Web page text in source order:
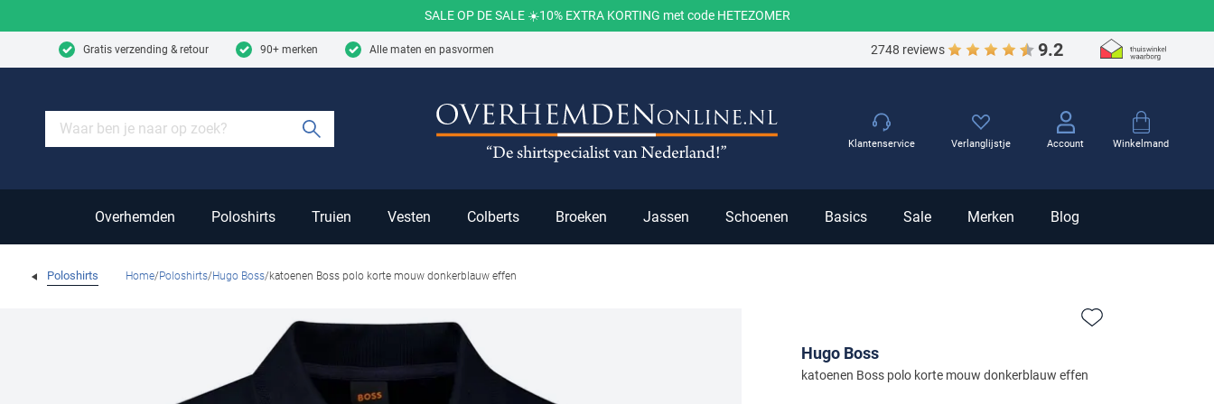
SALE OP DE SALE ☀️10% EXTRA KORTING met code HETEZOMER
Gratis verzending & retour 90+ merken Alle maten en pasvormen 2748 reviews 9.2
Winkelmand
Overhemden Poloshirts Truien Vesten Colberts Broeken Jassen Schoenen Basics Sale Merken Blog
Klantenservice Verlanglijstje Account
Poloshirts Home Poloshirts Hugo Boss katoenen Boss polo korte mouw donkerblauw effen
Hugo Boss
katoenen Boss polo korte mouw donkerblauw effen
Zet bij favorieten